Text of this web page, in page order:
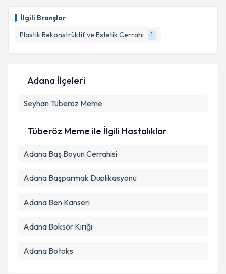
İlgili Branşlar
Plastik Rekonstrüktif ve Estetik Cerrahi
1
takvim hazırlandığında e-posta ile bilgilendireceğiz.
Metni'ni okudum ve kişisel verilerimin belirtilen
Adana İlçeleri
Seyhan Tüberöz Meme
Tüberöz Meme ile İlgili Hastalıklar
Adana Baş Boyun Cerrahisi
Adana Başparmak Duplikasyonu
Adana Ben Kanseri
Adana Boksör Kırığı
Adana Botoks